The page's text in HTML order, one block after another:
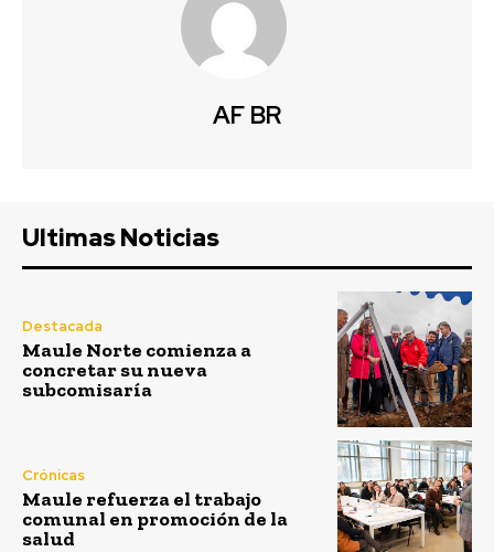
AF BR
Ultimas Noticias
Destacada
Maule Norte comienza a
concretar su nueva
subcomisaría
Crónicas
Maule refuerza el trabajo
comunal en promoción de la
salud